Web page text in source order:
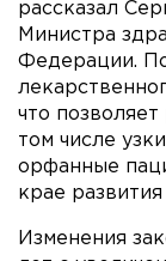
рассказал
Министра
Федерации.
что
том числе
орфанные
крае
Изменения